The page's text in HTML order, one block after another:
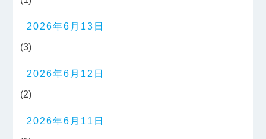
2026年6月13日
(3)
2026年6月12日
(2)
2026年6月11日